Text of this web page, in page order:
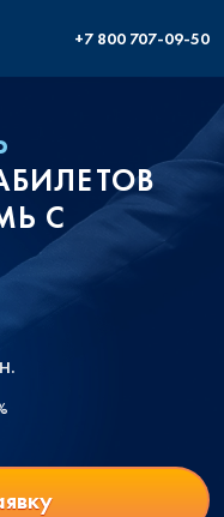
+7 800 707-09-50
С